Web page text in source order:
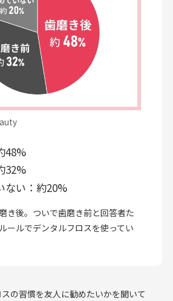
48%
32%
ない：約20%
き後。ついで歯磨き前と回答者た
ールでデンタルフロスを使ってい
の習慣を友人に勧めたいかを聞いて